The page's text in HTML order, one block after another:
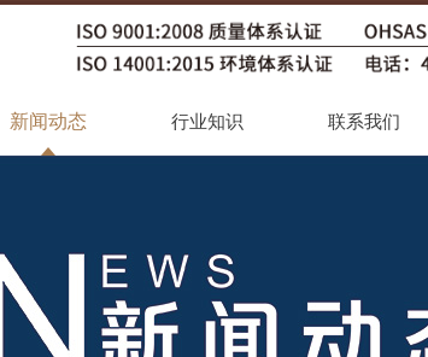
新闻动态 行业知识 联系我们